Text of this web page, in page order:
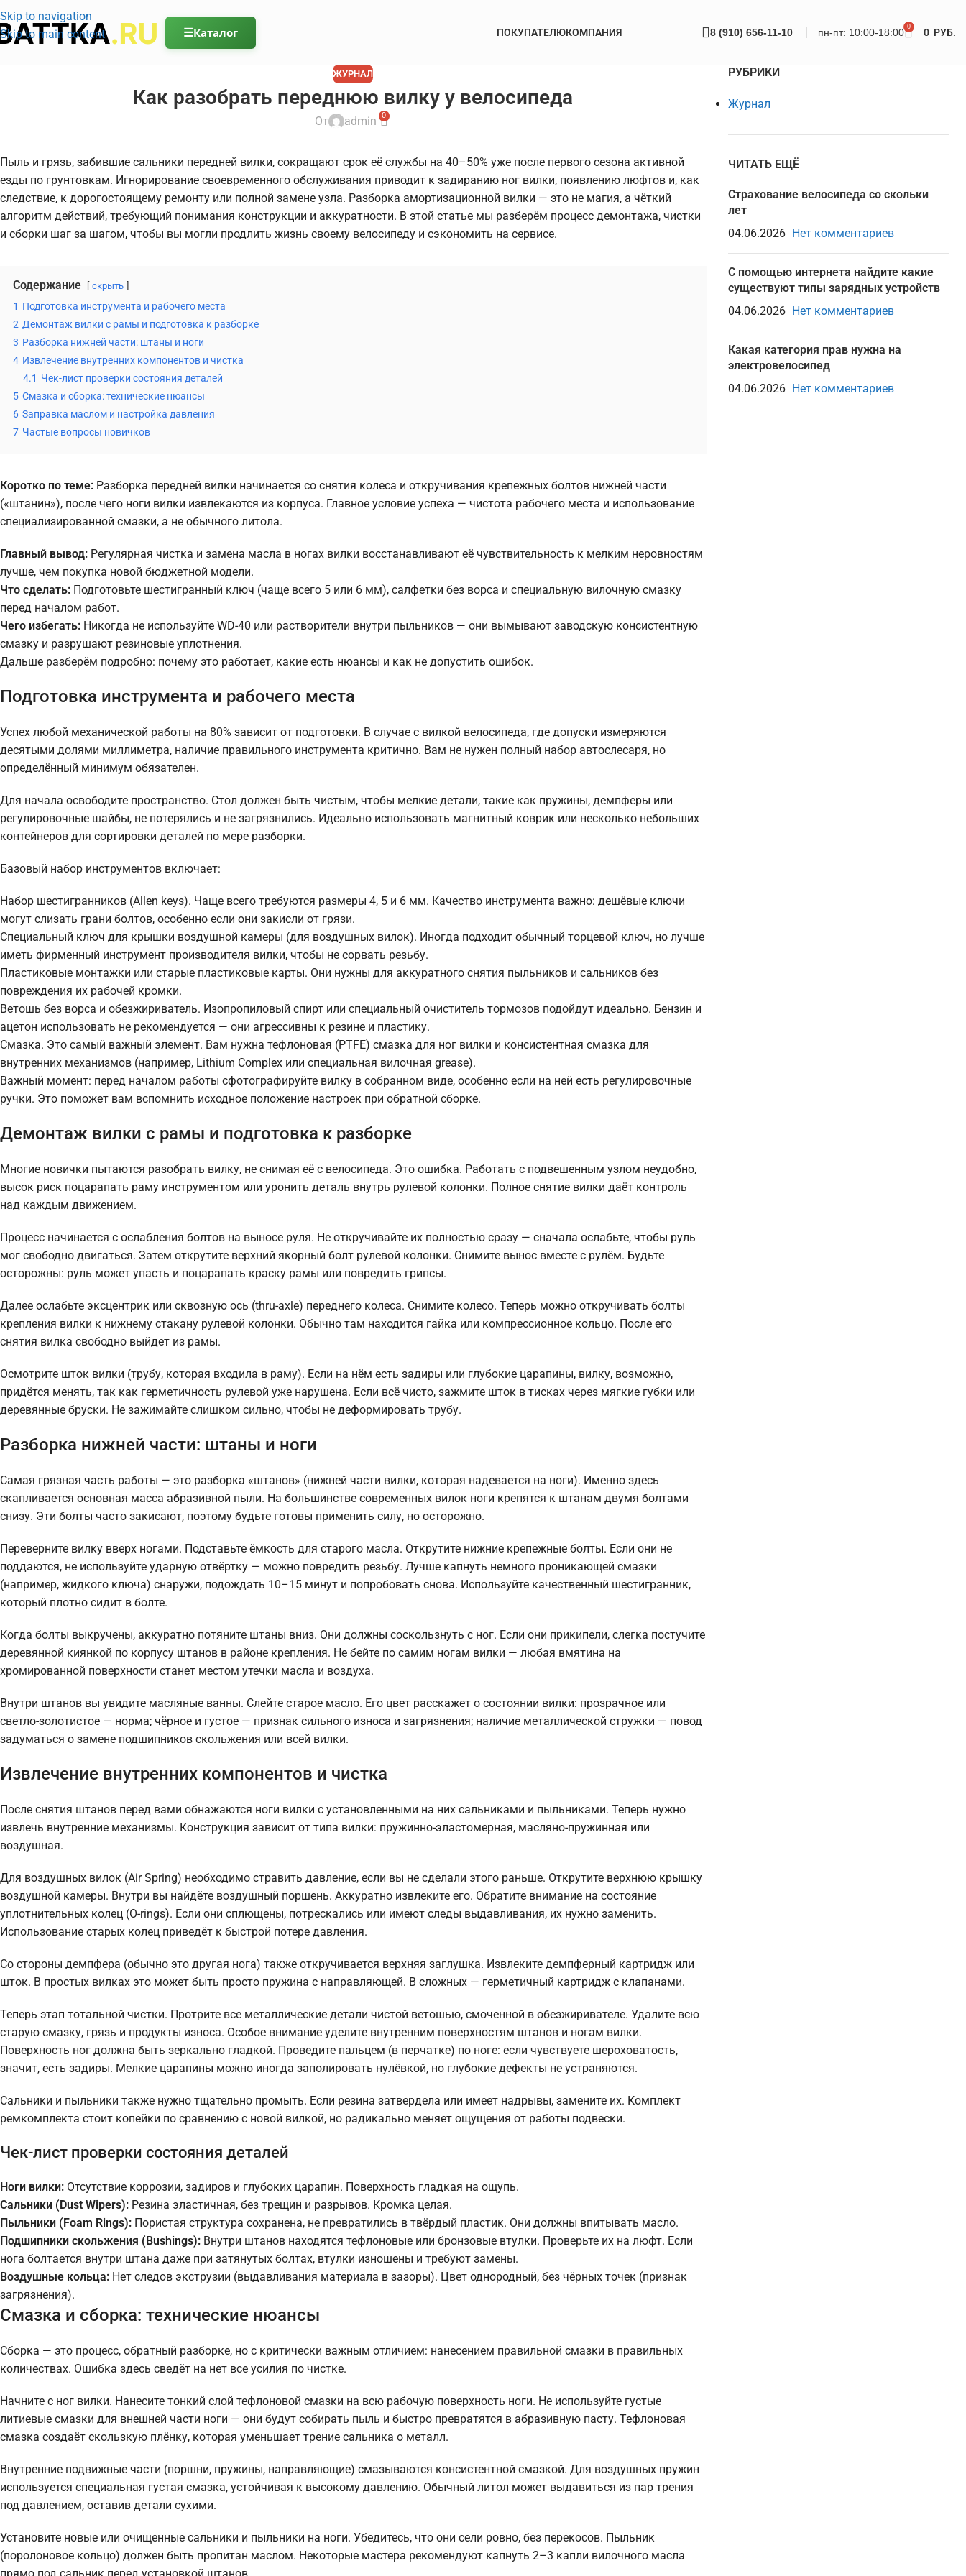
Skip to navigation
Skip to main content
☰Каталог ПОКУПАТЕЛЮКОМПАНИЯ 8 (910) 656-11-10 пн-пт: 10:00-18:00 0 0 РУБ.
ЖУРНАЛ
Как разобрать переднюю вилку у велосипеда
От admin 0
Пыль и грязь, забившие сальники передней вилки, сокращают срок её службы на 40–50% уже после первого сезона активной
езды по грунтовкам. Игнорирование своевременного обслуживания приводит к задиранию ног вилки, появлению люфтов и, как
следствие, к дорогостоящему ремонту или полной замене узла. Разборка амортизационной вилки — это не магия, а чёткий
алгоритм действий, требующий понимания конструкции и аккуратности. В этой статье мы разберём процесс демонтажа, чистки
и сборки шаг за шагом, чтобы вы могли продлить жизнь своему велосипеду и сэкономить на сервисе.
Содержание скрыть
1 Подготовка инструмента и рабочего места
2 Демонтаж вилки с рамы и подготовка к разборке
3 Разборка нижней части: штаны и ноги
4 Извлечение внутренних компонентов и чистка
4.1 Чек-лист проверки состояния деталей
5 Смазка и сборка: технические нюансы
6 Заправка маслом и настройка давления
7 Частые вопросы новичков
Коротко по теме: Разборка передней вилки начинается со снятия колеса и откручивания крепежных болтов нижней части
(«штанин»), после чего ноги вилки извлекаются из корпуса. Главное условие успеха — чистота рабочего места и использование
специализированной смазки, а не обычного литола.
Главный вывод: Регулярная чистка и замена масла в ногах вилки восстанавливают её чувствительность к мелким неровностям
лучше, чем покупка новой бюджетной модели.
Что сделать: Подготовьте шестигранный ключ (чаще всего 5 или 6 мм), салфетки без ворса и специальную вилочную смазку
перед началом работ.
Чего избегать: Никогда не используйте WD-40 или растворители внутри пыльников — они вымывают заводскую консистентную
смазку и разрушают резиновые уплотнения.
Дальше разберём подробно: почему это работает, какие есть нюансы и как не допустить ошибок.
Подготовка инструмента и рабочего места
Успех любой механической работы на 80% зависит от подготовки. В случае с вилкой велосипеда, где допуски измеряются
десятыми долями миллиметра, наличие правильного инструмента критично. Вам не нужен полный набор автослесаря, но
определённый минимум обязателен.
Для начала освободите пространство. Стол должен быть чистым, чтобы мелкие детали, такие как пружины, демпферы или
регулировочные шайбы, не потерялись и не загрязнились. Идеально использовать магнитный коврик или несколько небольших
контейнеров для сортировки деталей по мере разборки.
Базовый набор инструментов включает:
Набор шестигранников (Allen keys). Чаще всего требуются размеры 4, 5 и 6 мм. Качество инструмента важно: дешёвые ключи
могут слизать грани болтов, особенно если они закисли от грязи.
Специальный ключ для крышки воздушной камеры (для воздушных вилок). Иногда подходит обычный торцевой ключ, но лучше
иметь фирменный инструмент производителя вилки, чтобы не сорвать резьбу.
Пластиковые монтажки или старые пластиковые карты. Они нужны для аккуратного снятия пыльников и сальников без
повреждения их рабочей кромки.
Ветошь без ворса и обезжириватель. Изопропиловый спирт или специальный очиститель тормозов подойдут идеально. Бензин и
ацетон использовать не рекомендуется — они агрессивны к резине и пластику.
Смазка. Это самый важный элемент. Вам нужна тефлоновая (PTFE) смазка для ног вилки и консистентная смазка для
внутренних механизмов (например, Lithium Complex или специальная вилочная grease).
Важный момент: перед началом работы сфотографируйте вилку в собранном виде, особенно если на ней есть регулировочные
ручки. Это поможет вам вспомнить исходное положение настроек при обратной сборке.
Демонтаж вилки с рамы и подготовка к разборке
Многие новички пытаются разобрать вилку, не снимая её с велосипеда. Это ошибка. Работать с подвешенным узлом неудобно,
высок риск поцарапать раму инструментом или уронить деталь внутрь рулевой колонки. Полное снятие вилки даёт контроль
над каждым движением.
Процесс начинается с ослабления болтов на выносе руля. Не откручивайте их полностью сразу — сначала ослабьте, чтобы руль
мог свободно двигаться. Затем открутите верхний якорный болт рулевой колонки. Снимите вынос вместе с рулём. Будьте
осторожны: руль может упасть и поцарапать краску рамы или повредить грипсы.
Далее ослабьте эксцентрик или сквозную ось (thru-axle) переднего колеса. Снимите колесо. Теперь можно откручивать болты
крепления вилки к нижнему стакану рулевой колонки. Обычно там находится гайка или компрессионное кольцо. После его
снятия вилка свободно выйдет из рамы.
Осмотрите шток вилки (трубу, которая входила в раму). Если на нём есть задиры или глубокие царапины, вилку, возможно,
придётся менять, так как герметичность рулевой уже нарушена. Если всё чисто, зажмите шток в тисках через мягкие губки или
деревянные бруски. Не зажимайте слишком сильно, чтобы не деформировать трубу.
Разборка нижней части: штаны и ноги
Самая грязная часть работы — это разборка «штанов» (нижней части вилки, которая надевается на ноги). Именно здесь
скапливается основная масса абразивной пыли. На большинстве современных вилок ноги крепятся к штанам двумя болтами
снизу. Эти болты часто закисают, поэтому будьте готовы применить силу, но осторожно.
Переверните вилку вверх ногами. Подставьте ёмкость для старого масла. Открутите нижние крепежные болты. Если они не
поддаются, не используйте ударную отвёртку — можно повредить резьбу. Лучше капнуть немного проникающей смазки
(например, жидкого ключа) снаружи, подождать 10–15 минут и попробовать снова. Используйте качественный шестигранник,
который плотно сидит в болте.
Когда болты выкручены, аккуратно потяните штаны вниз. Они должны соскользнуть с ног. Если они прикипели, слегка постучите
деревянной киянкой по корпусу штанов в районе крепления. Не бейте по самим ногам вилки — любая вмятина на
хромированной поверхности станет местом утечки масла и воздуха.
Внутри штанов вы увидите масляные ванны. Слейте старое масло. Его цвет расскажет о состоянии вилки: прозрачное или
светло-золотистое — норма; чёрное и густое — признак сильного износа и загрязнения; наличие металлической стружки — повод
задуматься о замене подшипников скольжения или всей вилки.
Извлечение внутренних компонентов и чистка
После снятия штанов перед вами обнажаются ноги вилки с установленными на них сальниками и пыльниками. Теперь нужно
извлечь внутренние механизмы. Конструкция зависит от типа вилки: пружинно-эластомерная, масляно-пружинная или
воздушная.
Для воздушных вилок (Air Spring) необходимо стравить давление, если вы не сделали этого раньше. Открутите верхнюю крышку
воздушной камеры. Внутри вы найдёте воздушный поршень. Аккуратно извлеките его. Обратите внимание на состояние
уплотнительных колец (O-rings). Если они сплющены, потрескались или имеют следы выдавливания, их нужно заменить.
Использование старых колец приведёт к быстрой потере давления.
Со стороны демпфера (обычно это другая нога) также откручивается верхняя заглушка. Извлеките демпферный картридж или
шток. В простых вилках это может быть просто пружина с направляющей. В сложных — герметичный картридж с клапанами.
Теперь этап тотальной чистки. Протрите все металлические детали чистой ветошью, смоченной в обезжиривателе. Удалите всю
старую смазку, грязь и продукты износа. Особое внимание уделите внутренним поверхностям штанов и ногам вилки.
Поверхность ног должна быть зеркально гладкой. Проведите пальцем (в перчатке) по ноге: если чувствуете шероховатость,
значит, есть задиры. Мелкие царапины можно иногда заполировать нулёвкой, но глубокие дефекты не устраняются.
Сальники и пыльники также нужно тщательно промыть. Если резина затвердела или имеет надрывы, замените их. Комплект
ремкомплекта стоит копейки по сравнению с новой вилкой, но радикально меняет ощущения от работы подвески.
Чек-лист проверки состояния деталей
Ноги вилки: Отсутствие коррозии, задиров и глубоких царапин. Поверхность гладкая на ощупь.
Сальники (Dust Wipers): Резина эластичная, без трещин и разрывов. Кромка целая.
Пыльники (Foam Rings): Пористая структура сохранена, не превратились в твёрдый пластик. Они должны впитывать масло.
Подшипники скольжения (Bushings): Внутри штанов находятся тефлоновые или бронзовые втулки. Проверьте их на люфт. Если
нога болтается внутри штана даже при затянутых болтах, втулки изношены и требуют замены.
Воздушные кольца: Нет следов экструзии (выдавливания материала в зазоры). Цвет однородный, без чёрных точек (признак
загрязнения).
Смазка и сборка: технические нюансы
Сборка — это процесс, обратный разборке, но с критически важным отличием: нанесением правильной смазки в правильных
количествах. Ошибка здесь сведёт на нет все усилия по чистке.
Начните с ног вилки. Нанесите тонкий слой тефлоновой смазки на всю рабочую поверхность ноги. Не используйте густые
литиевые смазки для внешней части ноги — они будут собирать пыль и быстро превратятся в абразивную пасту. Тефлоновая
смазка создаёт скользкую плёнку, которая уменьшает трение сальника о металл.
Внутренние подвижные части (поршни, пружины, направляющие) смазываются консистентной смазкой. Для воздушных пружин
используется специальная густая смазка, устойчивая к высокому давлению. Обычный литол может выдавиться из пар трения
под давлением, оставив детали сухими.
Установите новые или очищенные сальники и пыльники на ноги. Убедитесь, что они сели ровно, без перекосов. Пыльник
(поролоновое кольцо) должен быть пропитан маслом. Некоторые мастера рекомендуют капнуть 2–3 капли вилочного масла
прямо под сальник перед установкой штанов.
РУБРИКИ
Журнал
ЧИТАТЬ ЕЩЁ
Страхование велосипеда со скольки
лет
04.06.2026 Нет комментариев
С помощью интернета найдите какие
существуют типы зарядных устройств
04.06.2026 Нет комментариев
Какая категория прав нужна на
электровелосипед
04.06.2026 Нет комментариев